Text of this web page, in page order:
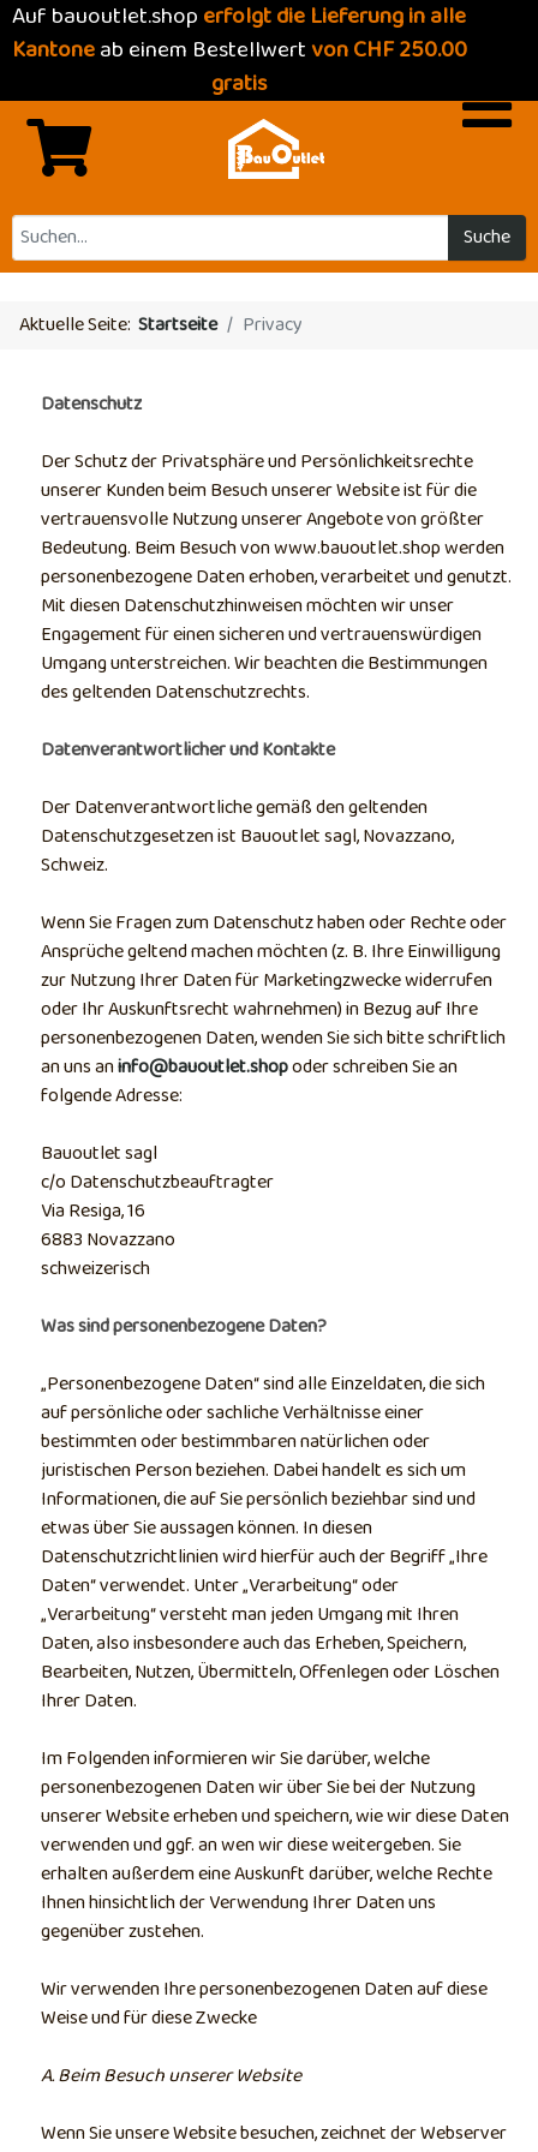
Auf bauoutlet.shoperfolgt die Lieferung in alle
Kantoneab einem Bestellwertvon CHF 250.00
gratis
Suche
Aktuelle Seite: Startseite Privacy
Datenschutz
Der Schutz der Privatsphäre und Persönlichkeitsrechte
unserer Kunden beim Besuch unserer Website ist für die
vertrauensvolle Nutzung unserer Angebote von größter
Bedeutung. Beim Besuch von www.bauoutlet.shop werden
personenbezogene Daten erhoben, verarbeitet und genutzt.
Mit diesen Datenschutzhinweisen möchten wir unser
Engagement für einen sicheren und vertrauenswürdigen
Umgang unterstreichen. Wir beachten die Bestimmungen
des geltenden Datenschutzrechts.
Datenverantwortlicher und Kontakte
Der Datenverantwortliche gemäß den geltenden
Datenschutzgesetzen ist Bauoutlet sagl, Novazzano,
Schweiz.
Wenn Sie Fragen zum Datenschutz haben oder Rechte oder
Ansprüche geltend machen möchten (z. B. Ihre Einwilligung
zur Nutzung Ihrer Daten für Marketingzwecke widerrufen
oder Ihr Auskunftsrecht wahrnehmen) in Bezug auf Ihre
personenbezogenen Daten, wenden Sie sich bitte schriftlich
an uns aninfo@bauoutlet.shopoder schreiben Sie an
folgende Adresse:
Bauoutlet sagl
c/o Datenschutzbeauftragter
Via Resiga, 16
6883 Novazzano
schweizerisch
Was sind personenbezogene Daten?
„Personenbezogene Daten“ sind alle Einzeldaten, die sich
auf persönliche oder sachliche Verhältnisse einer
bestimmten oder bestimmbaren natürlichen oder
juristischen Person beziehen. Dabei handelt es sich um
Informationen, die auf Sie persönlich beziehbar sind und
etwas über Sie aussagen können. In diesen
Datenschutzrichtlinien wird hierfür auch der Begriff „Ihre
Daten“ verwendet. Unter „Verarbeitung“ oder
„Verarbeitung“ versteht man jeden Umgang mit Ihren
Daten, also insbesondere auch das Erheben, Speichern,
Bearbeiten, Nutzen, Übermitteln, Offenlegen oder Löschen
Ihrer Daten.
Im Folgenden informieren wir Sie darüber, welche
personenbezogenen Daten wir über Sie bei der Nutzung
unserer Website erheben und speichern, wie wir diese Daten
verwenden und ggf. an wen wir diese weitergeben. Sie
erhalten außerdem eine Auskunft darüber, welche Rechte
Ihnen hinsichtlich der Verwendung Ihrer Daten uns
gegenüber zustehen.
Wir verwenden Ihre personenbezogenen Daten auf diese
Weise und für diese Zwecke
A. Beim Besuch unserer Website
Wenn Sie unsere Website besuchen, zeichnet der Webserver